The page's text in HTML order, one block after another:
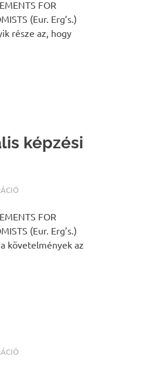
FOR
(Eur. Erg’s.)
része az, hogy
képzési
FOR
(Eur. Erg’s.)
követelmények az